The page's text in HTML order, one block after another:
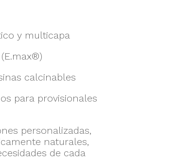
y multicapa
calcinables
para provisionales
personalizadas,
naturales,
de cada